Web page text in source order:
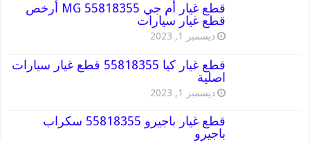
قطع غيار أم جي MG 55818355 أرخص
قطع غيار سيارات
ديسمبر 1, 2023
قطع غيار كيا 55818355 قطع غيار سيارات
اصلية
ديسمبر 1, 2023
قطع غيار باجيرو 55818355 سكراب
باجيرو